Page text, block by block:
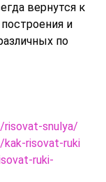
вернутся к
и
по
risovat-snulya/
risovat-ruki
ruki-